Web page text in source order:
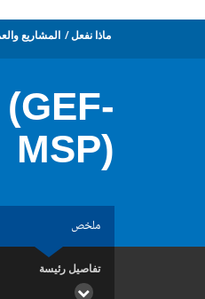
ماذا نفعل المشاريع
MSP)
ملخص
تفاصيل رئيسة